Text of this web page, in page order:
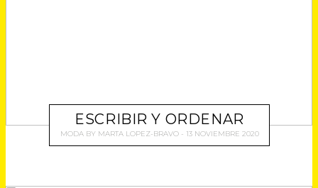
ESCRIBIR Y ORDENAR
MODABY MARTA LOPEZ-BRAVO 13 NOVIEMBRE 2020